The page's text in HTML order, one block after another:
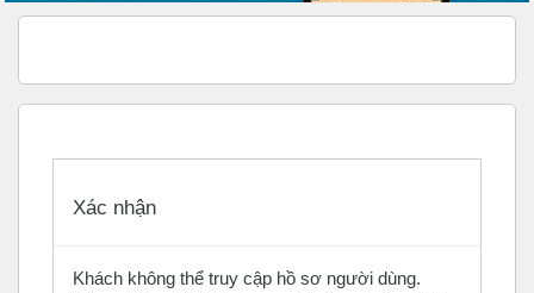
Xác nhận
Khách không thể truy cập hồ sơ người dùng.